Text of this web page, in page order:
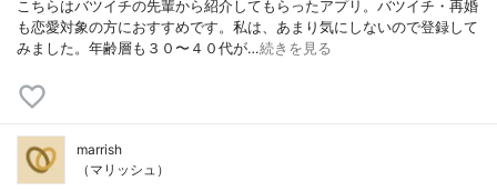
こちらはバツイチの先輩から紹介してもらったアプリ。バツイチ・再婚
も恋愛対象の方におすすめです。私は、あまり気にしないので登録して
みました。年齢層も３０〜４０代が…続きを見る
marrish
（マリッシュ）